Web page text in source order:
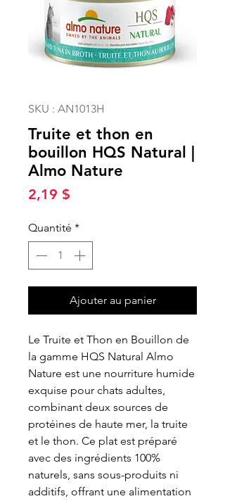
SKU : AN1013H
Truite et thon en
bouillon HQS Natural |
Almo Nature
2,19 $
Quantité *
Ajouter au panier
Le Truite et Thon en Bouillon de
la gamme HQS Natural Almo
Nature est une nourriture humide
exquise pour chats adultes,
combinant deux sources de
protéines de haute mer, la truite
et le thon. Ce plat est préparé
avec des ingrédients 100%
naturels, sans sous-produits ni
additifs, offrant une alimentation